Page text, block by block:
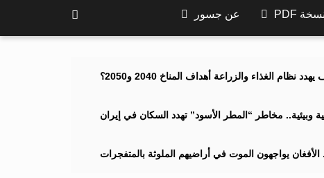
نسخة PDF عن جسور
الغذاء والزراعة أهداف المناخ 2040 و2050؟
مخاطر “المطر الأسود” تهدد السكان في إيران
الأفغان يواجهون الموت في أراضيهم الملوثة بالمتفجرات